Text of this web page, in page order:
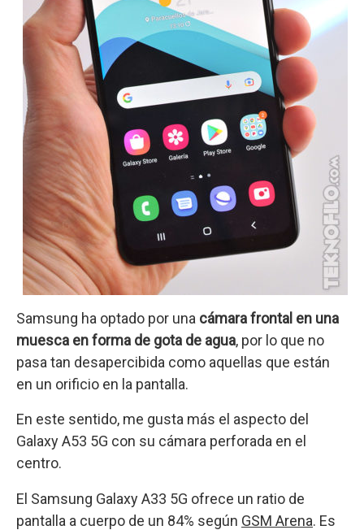
Samsung ha optado por una cámara frontal en una
muesca en forma de gota de agua, por lo que no
pasa tan desapercibida como aquellas que están
en un orificio en la pantalla.
En este sentido, me gusta más el aspecto del
Galaxy A53 5G con su cámara perforada en el
centro.
El Samsung Galaxy A33 5G ofrece un ratio de
pantalla a cuerpo de un 84% según GSM Arena. Es